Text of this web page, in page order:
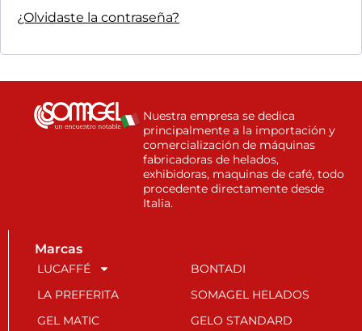
¿Olvidaste la contraseña?
Nuestra empresa se dedica
principalmente a la importación y
comercialización de máquinas
fabricadoras de helados,
exhibidoras, maquinas de café, todo
procedente directamente desde
Italia.
Marcas
LUCAFFÉ
BONTADI
LA PREFERITA
SOMAGEL HELADOS
GEL MATIC
GELO STANDARD